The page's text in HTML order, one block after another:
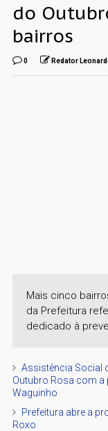
do
bairros
0 Redator
Mais cinco
da Prefeitura
dedicado à
Assistência Social
Outubro Rosa com a
Waguinho
Prefeitura abre a
Roxo